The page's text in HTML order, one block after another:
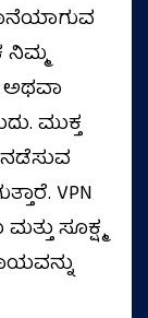
ನಿಮ್ಮ
ಅಥವಾ
ಮುಕ್ತ
VPN
ಸೂಕ್ಷ್ಮ